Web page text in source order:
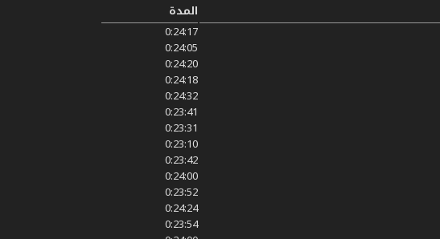
المدة
0:24:17
0:24:05
0:24:20
0:24:18
0:24:32
0:23:41
0:23:31
0:23:10
0:23:42
0:24:00
0:23:52
0:24:24
0:23:54